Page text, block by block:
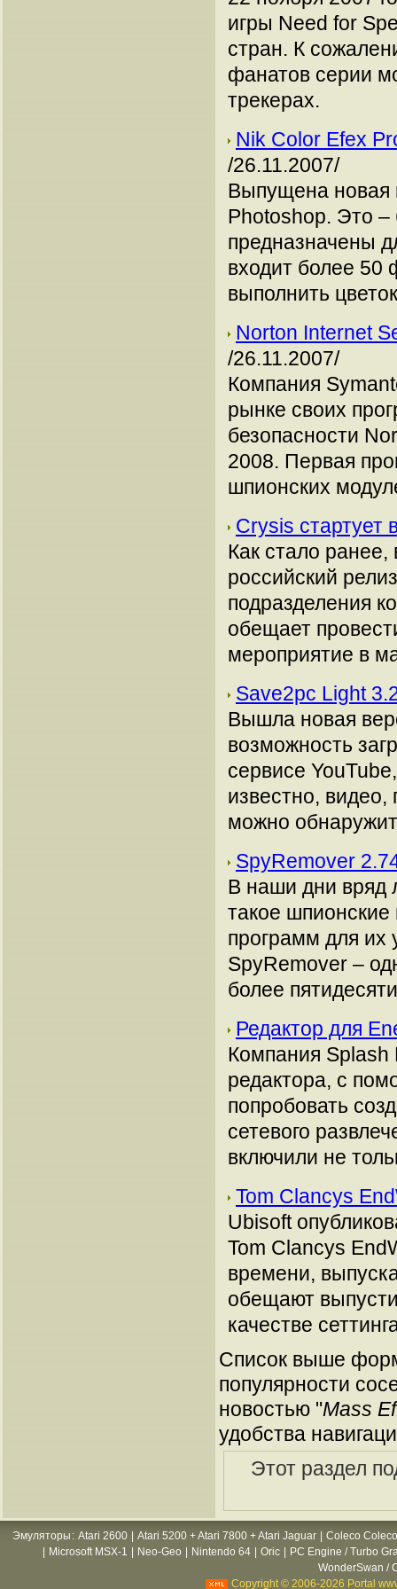
игры Need for
стран. К
фанатов серии
трекерах.
Nik Color Efex
/26.11.2007/
Выпущена новая
Photoshop. Это
предназначены
входит более 50
выполнить
Norton Internet
/26.11.2007/
Компания
рынке своих
безопасности
2008. Первая
шпионских
Crysis стартует
Как стало
российский
подразделения
обещает
мероприятие в
Save2pc Light
Вышла новая
возможность
сервисе
известно,
можно
SpyRemover
В наши дни вряд
такое
программ для их
SpyRemover –
более
Редактор для
Компания Splash
редактора, с
попробовать
сетевого
включили не
Tom Clancys
Ubisoft
Tom Clancys
времени,
обещают
качестве
Список выше
популярности
новостью "Mass
удобства
Этот раздел
Эмуляторы : Atari 2600 Atari 5200 + Atari 7800 + Atari Jaguar
Coleco
Microsoft MSX-1 Neo-Geo Nintendo 64 Oric
PC Engine / Turbo
WonderSwan /
Copyright © 2006-2026 Portal